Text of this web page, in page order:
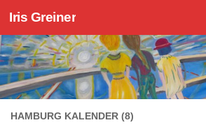
Zum Inhalt springen
Iris Greiner
HAMBURG KALENDER (8)